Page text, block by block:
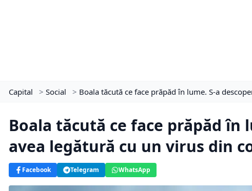
Capital > Social > Boala tăcută ce face prăpăd în lume. S-a
Boala tăcută ce face prăpăd în
avea legătură cu un virus din
Facebook Telegram WhatsApp